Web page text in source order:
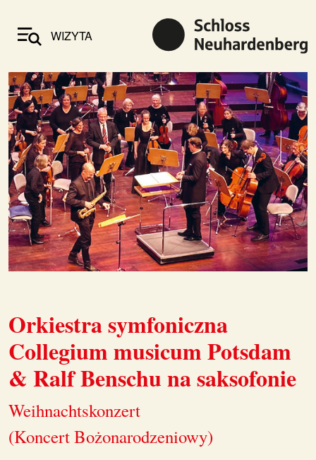
WIZYTA
Orkiestra symfoniczna
Collegium musicum Potsdam
& Ralf Benschu na saksofonie
Weihnachtskonzert
(Koncert Bożonarodzeniowy)